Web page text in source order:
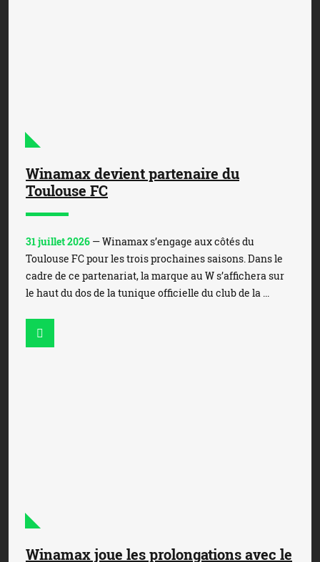
Winamax devient partenaire du
Toulouse FC
31 juillet 2026 — Winamax s’engage aux côtés du
Toulouse FC pour les trois prochaines saisons. Dans le
cadre de ce partenariat, la marque au W s’affichera sur
le haut du dos de la tunique officielle du club de la ...
Winamax joue les prolongations avec le